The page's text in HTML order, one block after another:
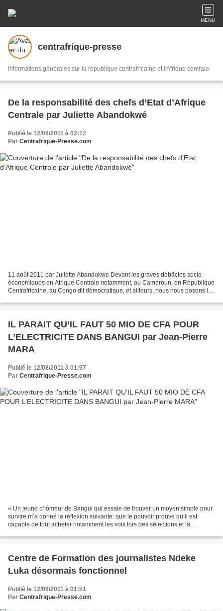
MENU
centrafrique-presse
informations générales sur la république centrafricaine et l'Afrique centrale
De la responsabilité des chefs d’Etat d’Afrique
Centrale par Juliette Abandokwé
Publié le 12/08/2011 à 02:12
Par Centrafrique-Presse.com
11 août 2011 par Juliette Abandokwe Devant les graves débâcles socio-
économiques en Afrique Centrale notamment, au Cameroun, en République
Centrafricaine, au Congo dit démocratique, et ailleurs, nous nous posons la
IL PARAIT QU’IL FAUT 50 MIO DE CFA POUR
L’ELECTRICITE DANS BANGUI par Jean-Pierre
MARA
Publié le 12/08/2011 à 01:57
Par Centrafrique-Presse.com
« Un jeune chômeur de Bangui qui essaie de trouver un moyen simple pour
survire m’a donné la réflexion suivante: que le pouvoir prouve qu’il est
capable de tout acheter notamment les voix lors des sélections et la
Centre de Formation des journalistes Ndeke
Luka désormais fonctionnel
Publié le 12/08/2011 à 01:51
Par Centrafrique-Presse.com